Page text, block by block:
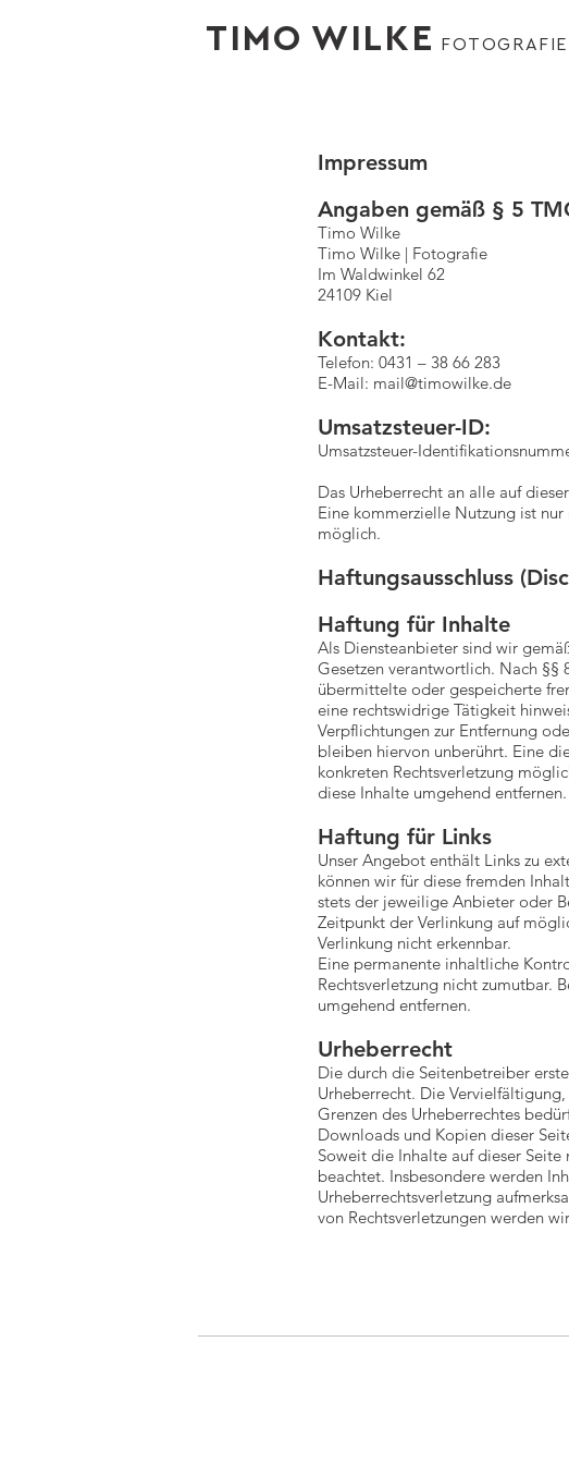
TIMO WILKEFOTOGRAFIE
Impressum
Angaben gemäß § 5
Timo Wilke
Timo Wilke | Fotografie
Im Waldwinkel 62
24109 Kiel
Kontakt:
Telefon: 0431 – 38 66 283
E-Mail: mail@timowilke.de
Umsatzsteuer-ID:
Umsatzsteuer-
Das Urheberrecht an alle auf
Eine kommerzielle Nutzung ist
möglich.
Haftungsausschluss
Haftung für Inhalte
Als Diensteanbieter sind wir
Gesetzen verantwortlich. Nach
übermittelte oder gespeicherte
eine rechtswidrige Tätigkeit
Verpflichtungen zur Entfernung
bleiben hiervon unberührt. Eine
konkreten Rechtsverletzung
diese Inhalte umgehend entfernen.
Haftung für Links
Unser Angebot enthält Links zu
können wir für diese fremden
stets der jeweilige Anbieter oder
Zeitpunkt der Verlinkung auf
Verlinkung nicht erkennbar.
Eine permanente inhaltliche
Rechtsverletzung nicht zumutbar.
umgehend entfernen.
Urheberrecht
Die durch die Seitenbetreiber
Urheberrecht. Die
Grenzen des Urheberrechtes
Downloads und Kopien dieser
Soweit die Inhalte auf dieser
beachtet. Insbesondere werden
Urheberrechtsverletzung
von Rechtsverletzungen werden